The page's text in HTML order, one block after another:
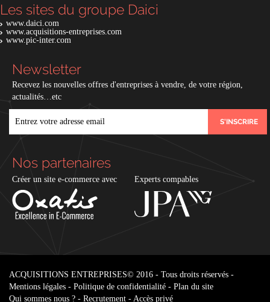
Les sites du groupe Daici
www.daici.com
www.acquisitions-entreprises.com
www.pic-inter.com
Newsletter
Recevez les nouvelles offres d'entreprises à vendre, de votre région,
actualités…etc
Nos partenaires
Créer un site e-commerce avec Experts compables
ACQUISITIONS ENTREPRISES© 2016 - Tous droits réservés -
Mentions légales - Politique de confidentialité - Plan du site
Qui sommes nous ? - Recrutement - Accès privé